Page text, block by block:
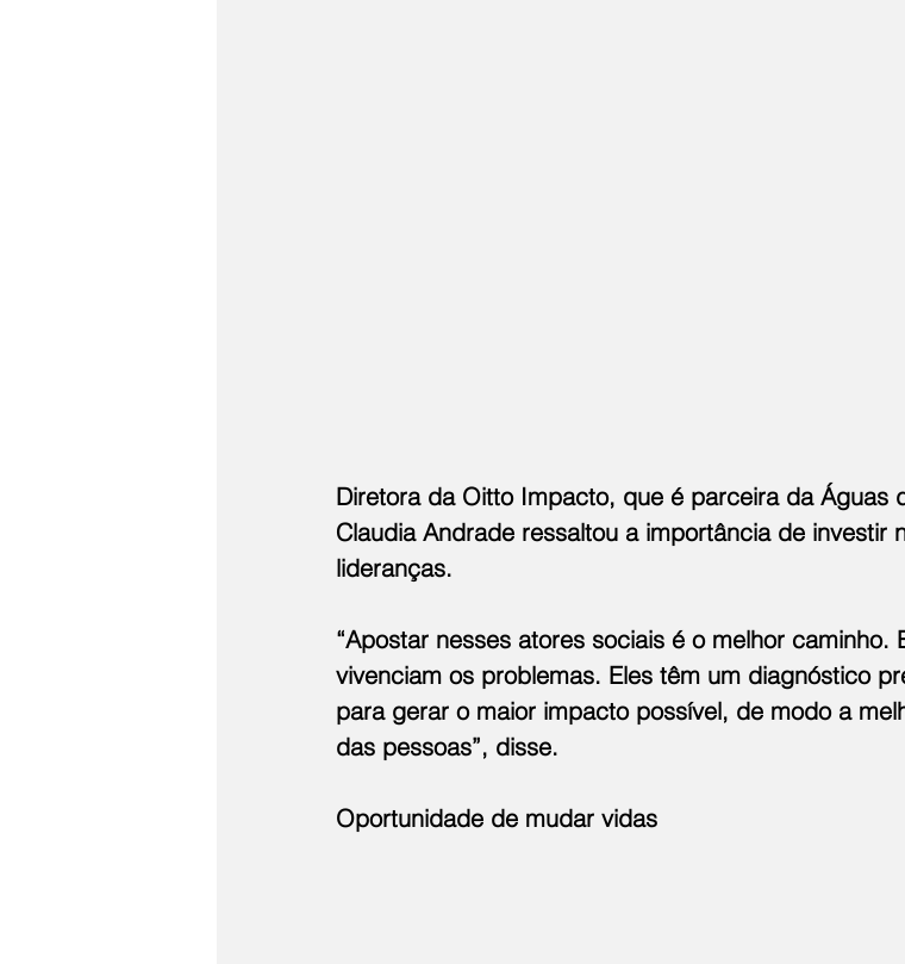
Diretora da Oitto Impacto, que é parceira da Águas
Claudia Andrade ressaltou a importância de investir
lideranças.
“Apostar nesses atores sociais é o melhor caminho.
vivenciam os problemas. Eles têm um diagnóstico
para gerar o maior impacto possível, de modo a
das pessoas”, disse.
Oportunidade de mudar vidas